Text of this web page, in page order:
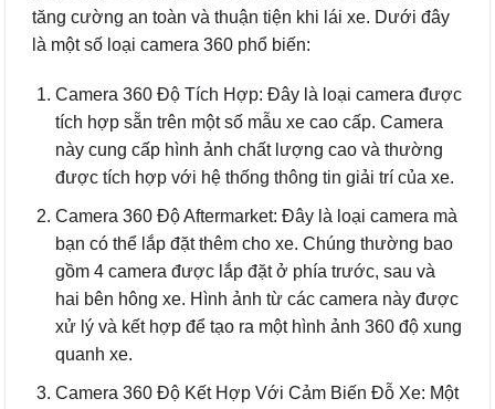
tăng cường an toàn và thuận tiện khi lái xe. Dưới đây
là một số loại camera 360 phổ biến:
Camera 360 Độ Tích Hợp: Đây là loại camera được
tích hợp sẵn trên một số mẫu xe cao cấp. Camera
này cung cấp hình ảnh chất lượng cao và thường
được tích hợp với hệ thống thông tin giải trí của xe.
Camera 360 Độ Aftermarket: Đây là loại camera mà
bạn có thể lắp đặt thêm cho xe. Chúng thường bao
gồm 4 camera được lắp đặt ở phía trước, sau và
hai bên hông xe. Hình ảnh từ các camera này được
xử lý và kết hợp để tạo ra một hình ảnh 360 độ xung
quanh xe.
Camera 360 Độ Kết Hợp Với Cảm Biến Đỗ Xe: Một